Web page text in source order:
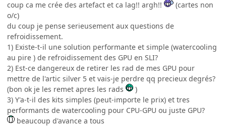
coup ca me crée des artefact et ca lag!! argh!!
(cartes non
o/c)
du coup je pense serieusement aux questions de
refroidissement.
1) Existe-t-il une solution performante et simple (watercooling
au pire ) de refroidissement des GPU en SLI?
2) Est-ce dangereux de retirer les rad de mes GPU pour
mettre de l'artic silver 5 et vais-je perdre qq precieux degrés?
(bon ok je les remet apres les rads
)
3) Y'a-t-il des kits simples (peut-importe le prix) et tres
performants de watercooling pour CPU-GPU ou juste GPU?
beaucoup d'avance a tous